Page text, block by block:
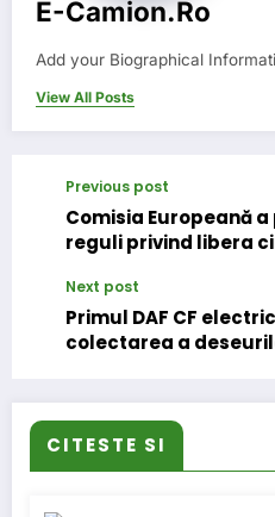
E-Camion.ro
Add your Biographical
View All Posts
Previous post
Comisia Europeană
reguli privind libera
Europeană
Next post
Primul DAF CF
colectarea a
CITESTE SI